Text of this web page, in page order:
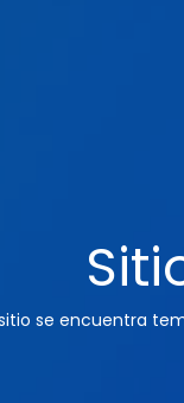
se encuentra